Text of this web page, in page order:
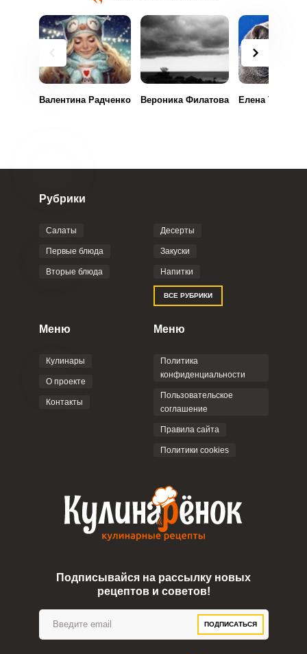
Валентина Радченко Вероника Филатова Елена
Рубрики
Салаты
Первые блюда
Вторые блюда
Десерты
Закуски
Напитки
ВСЕ РУБРИКИ
Меню
Кулинары
О проекте
Контакты
Меню
Политика
конфиденциальности
Пользовательское
соглашение
Правила сайта
Политики cookies
Подписывайся на рассылку новых
рецептов и советов!
ПОДПИСАТЬСЯ